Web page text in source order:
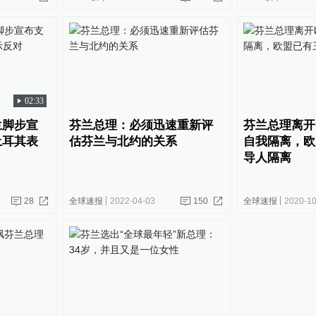
02:33
步宣
其表
28
芬兰总理：必须迅速重新评
估芬兰与北约的关系
全球速报 2022-04-03 150
芬兰总理离
自我隔离，
导人隔离
全球速报 2020-